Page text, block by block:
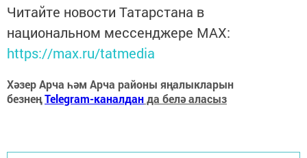
Читайте новости Татарстана в
национальном мессенджере MАХ:
https://max.ru/tatmedia
Хәзер Арча һәм Арча районы яңалыкларын
безнеңTelegram-каналданда белә аласыз